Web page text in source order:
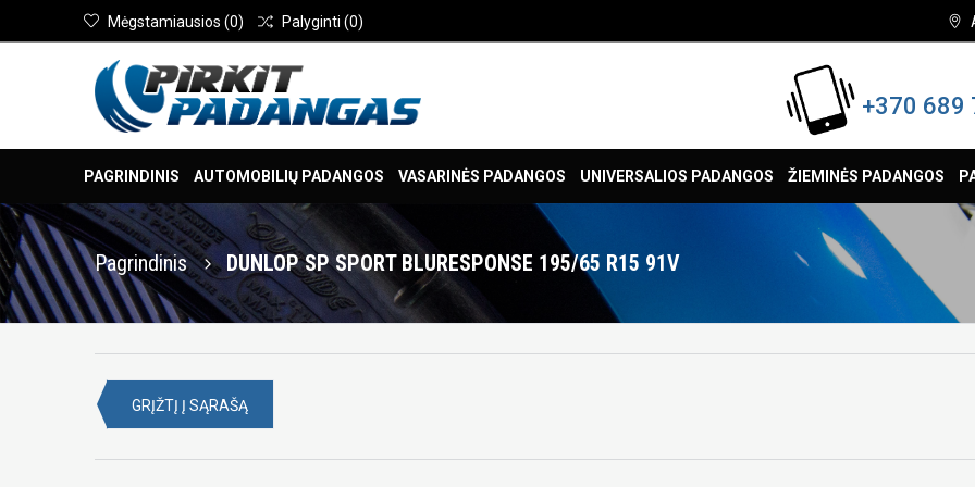
Mėgstamiausios (0) Palyginti (0)
+370 689
PAGRINDINIS AUTOMOBILIŲ PADANGOS VASARINĖS PADANGOS UNIVERSALIOS PADANGOS ŽIEMINĖS PADANGOS
Pagrindinis DUNLOP SP SPORT BLURESPONSE 195/65 R15 91V
GRĮŽTĮ Į SĄRAŠĄ